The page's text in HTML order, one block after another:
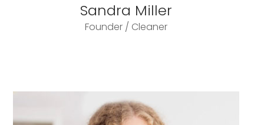
Sandra Miller
Founder / Cleaner